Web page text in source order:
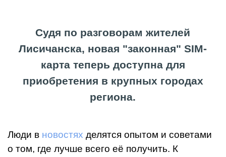
Судя по разговорам жителей
Лисичанска, новая "законная" SIM-
карта теперь доступна для
приобретения в крупных городах
региона.
Люди в новостях делятся опытом и советами
о том, где лучше всего её получить. К